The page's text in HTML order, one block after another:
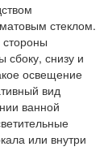
стеклом.
сбоку, снизу и
освещение
вид
ванной
или внутри